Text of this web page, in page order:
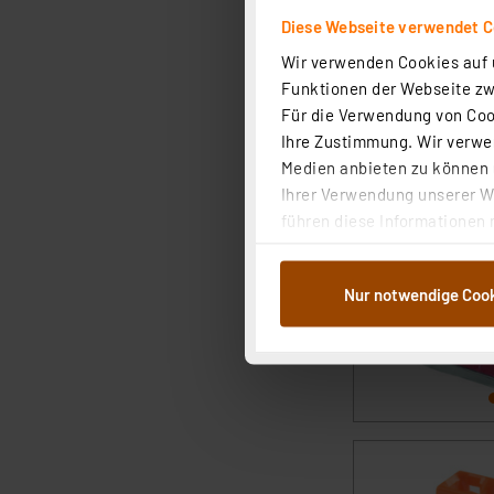
Diese Webseite verwendet
Wir verwenden Cookies
Funktionen der Webseite
Für die Verwendung von
Ihre Zustimmung. Wir
Medien anbieten zu
Ihrer Verwendung unserer
führen diese Informationen
Weiterverarbeitung für die
Abs.1a DSG-VO) zu. Eine
ganz oder teilweise
anpassen oder
Nur notwendige